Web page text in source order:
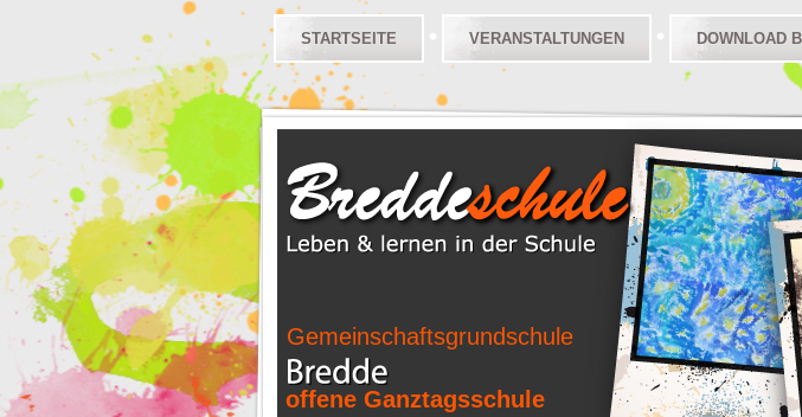
Gemeinschaftsgrundschule
offene Ganztagsschule
STARTSEITE VERANSTALTUNGEN DOWNLOAD